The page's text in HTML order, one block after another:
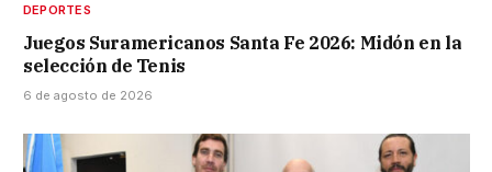
DEPORTES
Juegos Suramericanos Santa Fe 2026: Midón en la
selección de Tenis
6 de agosto de 2026